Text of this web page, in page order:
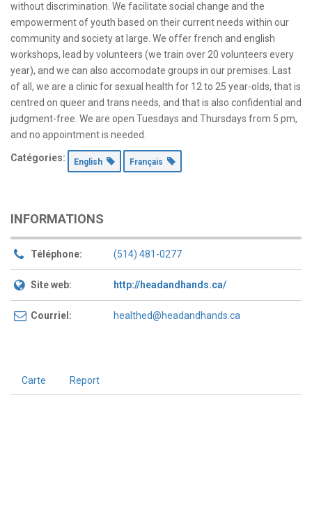
without discrimination. We facilitate social change and the
empowerment of youth based on their current needs within our
community and society at large. We offer french and english
workshops, lead by volunteers (we train over 20 volunteers every
year), and we can also accomodate groups in our premises. Last
of all, we are a clinic for sexual health for 12 to 25 year-olds, that is
centred on queer and trans needs, and that is also confidential and
judgment-free. We are open Tuesdays and Thursdays from 5 pm,
and no appointment is needed.
Catégories: English Français
INFORMATIONS
Téléphone: (514) 481-0277
Site web: http://headandhands.ca/
Courriel: healthed@headandhands.ca
Carte Report